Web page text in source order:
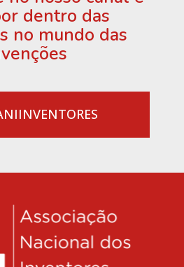
dentro das
no mundo das